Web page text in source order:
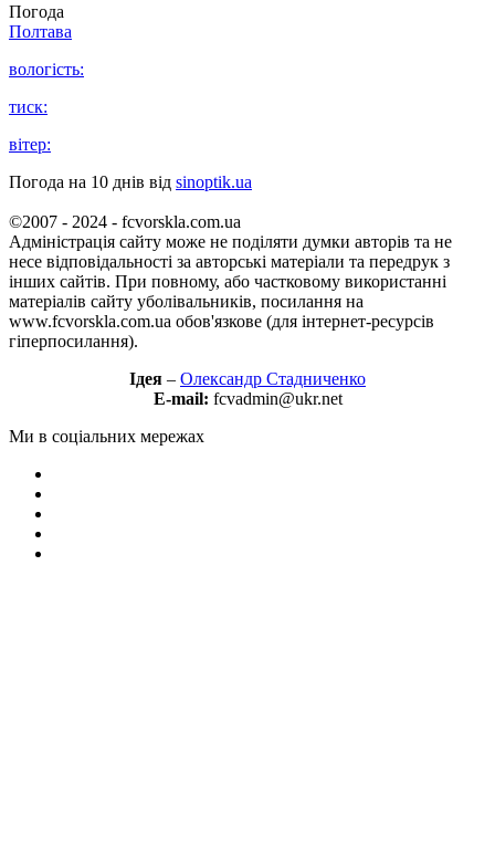
Погода
Полтава
вологість:
тиск:
вітер:
Погода на 10 днів від sinoptik.ua
©2007 - 2024 - fcvorskla.com.ua
Адміністрація сайту може не поділяти думки авторів та не
несе відповідальності за авторські матеріали та передрук з
інших сайтів. При повному, або частковому використанні
матеріалів сайту уболівальників, посилання на
www.fcvorskla.com.ua обов'язкове (для інтернет-ресурсів
гіперпосилання).
Ідея – Олександр Стадниченко
E-mail: fcvadmin@ukr.net
Ми в соціальних мережах